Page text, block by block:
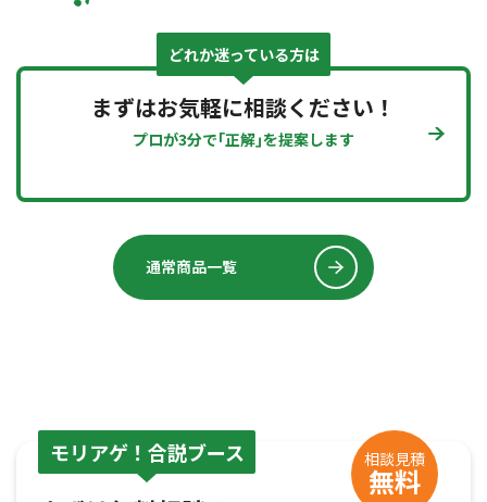
どれか迷っている方は
まずはお気軽に相談ください！
プロが3分で｢正解｣を提案します
通常商品一覧
モリアゲ！合説ブース 相談見積
無料